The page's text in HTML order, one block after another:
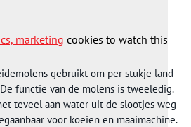
marketing cookies to watch this
gebruikt om per stukje land
functie van de molens is tweeledig.
teveel aan water uit de slootjes weg
voor koeien en maaimachine.